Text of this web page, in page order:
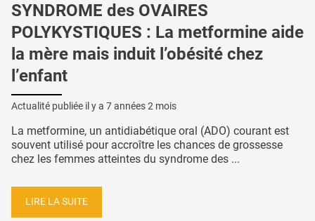
SYNDROME des OVAIRES
POLYKYSTIQUES : La metformine aide
la mère mais induit l’obésité chez
l’enfant
Actualité publiée il y a 7 années 2 mois
La metformine, un antidiabétique oral (ADO) courant est
souvent utilisé pour accroître les chances de grossesse
chez les femmes atteintes du syndrome des ...
LIRE LA SUITE